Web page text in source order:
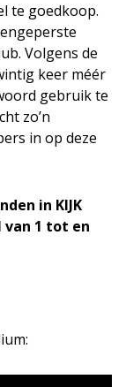
te goedkoop.
Volgens de
keer méér
gebruik te
zo’n
in op deze
in KIJK
1 tot en